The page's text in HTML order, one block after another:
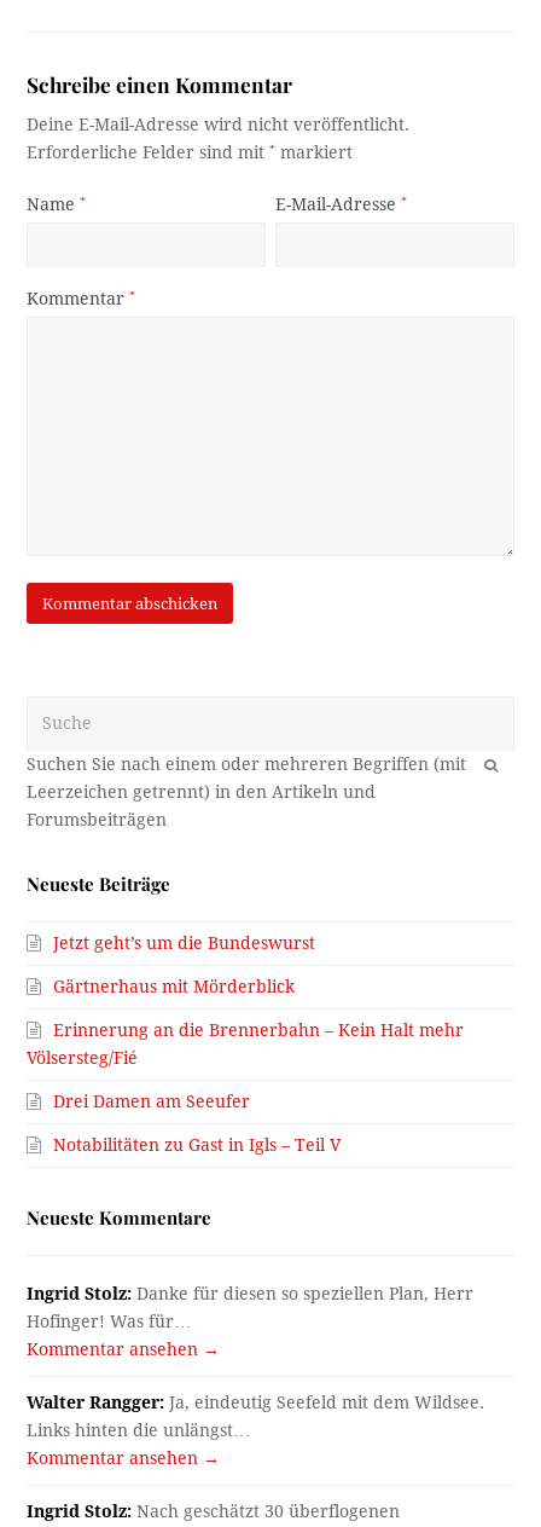
Schreibe einen Kommentar
Deine E-Mail-Adresse wird nicht veröffentlicht.
Erforderliche Felder sind mit* markiert
Name* E-Mail-Adresse*
Kommentar*
OK
Neueste Beiträge
Jetzt geht’s um die Bundeswurst
Gärtnerhaus mit Mörderblick
Erinnerung an die Brennerbahn – Kein Halt mehr
Völsersteg/Fié
Drei Damen am Seeufer
Notabilitäten zu Gast in Igls – Teil V
Neueste Kommentare
Ingrid Stolz: Danke für diesen so speziellen Plan, Herr
Hofinger! Was für…
Kommentar ansehen →
Walter Rangger: Ja, eindeutig Seefeld mit dem Wildsee.
Links hinten die unlängst…
Kommentar ansehen →
Ingrid Stolz: Nach geschätzt 30 überflogenen